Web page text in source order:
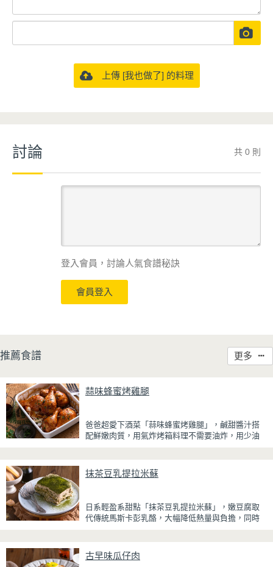
上傳 [我也做了] 的料理
討論 共 0 則
登入會員，討論人氣食譜秘訣
會員登入
推薦食譜 更多
蒜味蜂蜜烤雞腿
爸爸超愛下酒菜「蒜味蜂蜜烤雞腿」，鹹甜醬汁搭
配鮮嫩肉質，用氣炸烤箱料理不需要油炸，用少油
入氣炸烤箱烘烤，免油炸也能烤出外皮金黃微酥、
配冰涼啤酒更是絕配！無論是父親節、聚會或宵夜
時光，在家就能輕鬆端出美味下酒菜。
抹茶豆乳提拉米蘇
日系輕盈系甜點「抹茶豆乳提拉米蘇」，嫩豆腐取
代傳統馬斯卡彭乳酪，大幅降低熱量與負擔，同時
厚重，搭配帶微苦茶香的抹茶與香氣濃郁的黃豆
粉，甜而不膩，層次更加豐富。
古早味瓜仔肉